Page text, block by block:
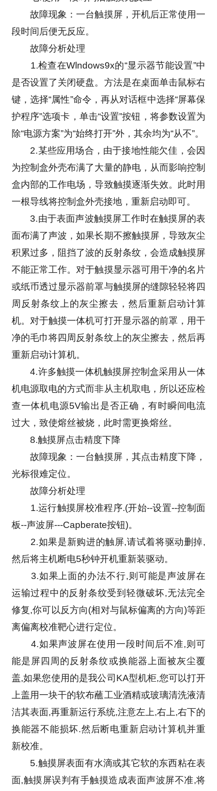
故障现象：一台触摸屏，开机后正常使用一
段时间后便无反应。
故障分析处理
1.检查在Wlndows9x的“显示器节能设置”中
是否设置了关闭硬盘。方法是在桌面单击鼠标右
键，选择“属性”命令，再从对话框中选择“屏幕保
护程序”选项卡，单击“设置”按钮，将参数设置为
除“电源方案”为“始终打开”外，其余均为“从不”。
2.某些应用场合，由于接地性能欠佳，会因
为控制盒外壳布满了大量的静电，从而影响控制
盒内部的工作电场，导致触摸逐渐失效。此时用
一根导线将控制盒外壳接地，重新启动即可。
3.由于表面声波触摸屏工作时在触摸屏的表
面布满了声波，如果长期不擦触摸屏，导致灰尘
积累过多，阻挡了波的反射条纹，会造成触摸屏
不能正常工作。对于触摸显示器可用干净的名片
或纸币透过显示器前罩与触摸屏的缝隙轻轻将四
周反射条纹上的灰尘擦去，然后重新启动计算
机。对于触摸一体机可打开显示器的前罩，用干
净的毛巾将四周反射条纹上的灰尘擦去，然后再
重新启动计算机。
4.许多触摸一体机触摸屏控制盒采用从一体
机电源取电的方式而非从主机取电，所以还应检
查一体机电源5V输出是否正确，有时瞬间电流
过大，致使熔丝被烧，此时需更换熔丝。
8.触摸屏点击精度下降
故障现象：一台触摸屏，其点击精度下降，
光标很难定位。
故障分析处理
1.运行触摸屏校准程序.(开始--设置--控制面
板--声波屏---Capberate按钮)。
2.如果是新购进的触屏,请试着将驱动删掉,
然后将主机断电5秒钟开机重新装驱动。
3.如果上面的办法不行,则可能是声波屏在
运输过程中的反射条纹受到轻微破坏,无法完全
修复,你可以反方向(相对与鼠标偏离的方向)等距
离偏离校准靶心进行定位。
4.如果声波屏在使用一段时间后不准,则可
能是屏四周的反射条纹或换能器上面被灰尘覆
盖,如果您使用的是我公司KA型机柜,您可以打开
上盖用一块干的软布蘸工业酒精或玻璃清洗液清
洁其表面,再重新运行系统,注意左上,右上,右下的
换能器不能损坏.然后断电重新启动计算机并重
新校准。
5.触摸屏表面有水滴或其它软的东西粘在表
面,触摸屏误判有手触摸造成表面声波屏不准,将